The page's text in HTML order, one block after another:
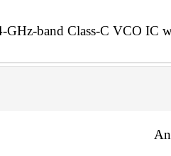
band Class-C VCO IC